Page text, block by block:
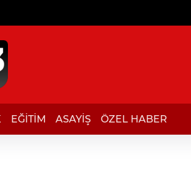
EĞİTİM ASAYİŞ ÖZEL HABER